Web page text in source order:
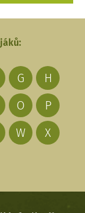
G
H
O
P
W
X